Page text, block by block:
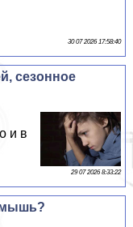
30 07 2026 17:58:40
сезонное
и в
29 07 2026 8:33:22
мышь?